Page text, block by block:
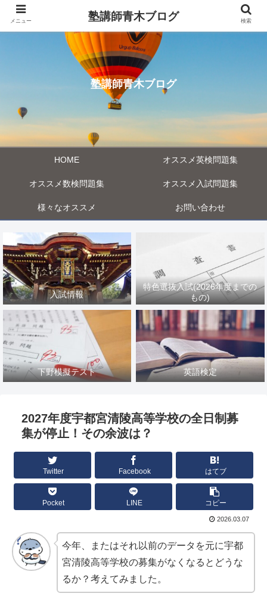
塾講師青木ブログ
HOME オススメ英検問題集
オススメ数検問題集 オススメ入試問題集
様々なオススメ お問い合わせ
入試情報
特色選抜入試(2026年度までの
もの)
下野模擬テスト 英語検定
2027年度宇都宮清陵高等学校の全日制募
集が停止！その余波は？
Twitter Facebook はてブ
Pocket LINE コピー
2026.03.07
今年、またはそれ以前のデータを元に宇都
宮清陵高等学校の募集がなくなるとどうな
るか？考えてみました。
メニュー 塾講師青木ブログ 検索